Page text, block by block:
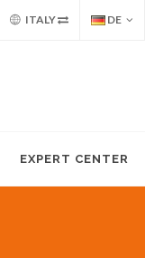
ITALY DE
EXPERT CENTER